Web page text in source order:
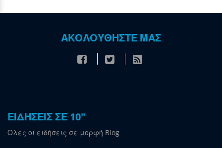
ΑΚΟΛΟΥΘΗΣΤΕ ΜΑΣ
ΕΙΔΗΣΕΙΣ ΣΕ 10"
Όλες οι ειδήσεις σε μορφή Blog